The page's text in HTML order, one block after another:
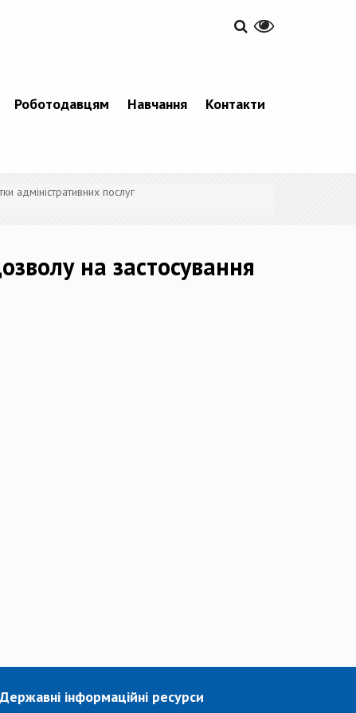
Роботодавцям Навчання Контакти
адміністративних послуг
на застосування
Державні інформаційні ресурси